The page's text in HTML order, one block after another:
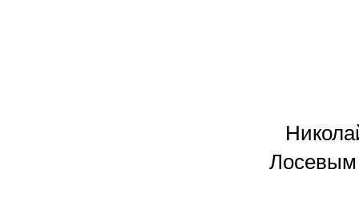
Лосевым